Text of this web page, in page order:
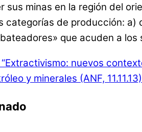
sus minas en la región del
categorías de producción: a)
que acuden a
nuevos
y minerales (ANF, 11.11.13)